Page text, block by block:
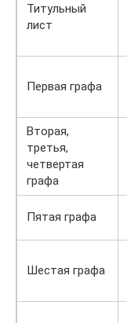
Титульный
лист
Первая графа
Вторая,
третья,
четвертая
графа
Пятая графа
Шестая графа